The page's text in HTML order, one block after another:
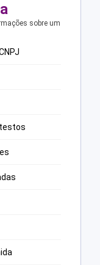
sobre um